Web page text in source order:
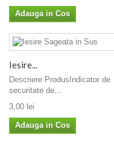
Adauga in Cos
Iesire...
Descriere ProdusIndicator de
securitate de...
3,00 lei
Adauga in Cos